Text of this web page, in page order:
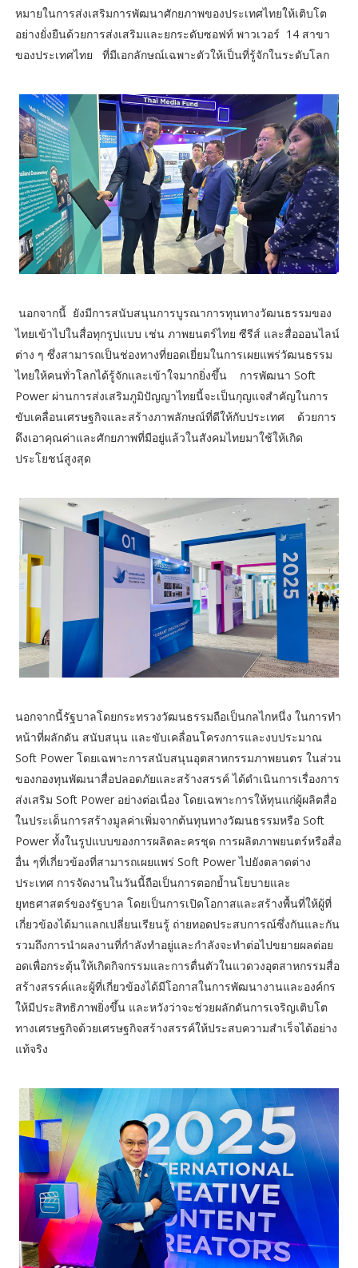
หมายในการส่งเสริมการพัฒนาศักยภาพของประเทศไทยให้เติบโต
อย่างยั่งยืนด้วยการส่งเสริมและยกระดับซอฟท์ พาวเวอร์ 14 สาขา
ของประเทศไทย ที่มีเอกลักษณ์เฉพาะตัวให้เป็นที่รู้จักในระดับโลก
นอกจากนี้ ยังมีการสนับสนุนการบูรณาการทุนทางวัฒนธรรมของ
ไทยเข้าไปในสื่อทุกรูปแบบ เช่น ภาพยนตร์ไทย ซีรีส์ และสื่อออนไลน์
ต่าง ๆ ซึ่งสามารถเป็นช่องทางที่ยอดเยี่ยมในการเผยแพร่วัฒนธรรม
ไทยให้คนทั่วโลกได้รู้จักและเข้าใจมากยิ่งขึ้น การพัฒนา Soft
Power ผ่านการส่งเสริมภูมิปัญญาไทยนี้จะเป็นกุญแจสำคัญในการ
ขับเคลื่อนเศรษฐกิจและสร้างภาพลักษณ์ที่ดีให้กับประเทศ ด้วยการ
ดึงเอาคุณค่าและศักยภาพที่มีอยู่แล้วในสังคมไทยมาใช้ให้เกิด
ประโยชน์สูงสุด
นอกจากนี้รัฐบาลโดยกระทรวงวัฒนธรรมถือเป็นกลไกหนึ่ง ในการทำ
หน้าที่ผลักดัน สนับสนุน และขับเคลื่อนโครงการและงบประมาณ
Soft Power โดยเฉพาะการสนับสนุนอุตสาหกรรมภาพยนตร ในส่วน
ของกองทุนพัฒนาสื่อปลอดภัยและสร้างสรรค์ ได้ดำเนินการเรื่องการ
ส่งเสริม Soft Power อย่างต่อเนื่อง โดยเฉพาะการให้ทุนแก่ผู้ผลิตสื่อ
ในประเด็นการสร้างมูลค่าเพิ่มจากต้นทุนทางวัฒนธรรมหรือ Soft
Power ทั้งในรูปแบบของการผลิตละครชุด การผลิตภาพยนตร์หรือสื่อ
อื่น ๆที่เกี่ยวข้องที่สามารถเผยแพร่ Soft Power ไปยังตลาดต่าง
ประเทศ การจัดงานในวันนี้ถือเป็นการตอกย้ำนโยบายและ
ยุทธศาสตร์ของรัฐบาล โดยเป็นการเปิดโอกาสและสร้างพื้นที่ให้ผู้ที่
เกี่ยวข้องได้มาแลกเปลี่ยนเรียนรู้ ถ่ายทอดประสบการณ์ซึ่งกันและกัน
รวมถึงการนำผลงานที่กำลังทำอยู่และกำลังจะทำต่อไปขยายผลต่อย
อดเพื่อกระตุ้นให้เกิดกิจกรรมและการตื่นตัวในแวดวงอุตสาหกรรมสื่อ
สร้างสรรค์และผู้ที่เกี่ยวข้องได้มีโอกาสในการพัฒนางานและองค์กร
ให้มีประสิทธิภาพยิ่งขึ้น และหวังว่าจะช่วยผลักดันการเจริญเติบโต
ทางเศรษฐกิจด้วยเศรษฐกิจสร้างสรรค์ให้ประสบความสำเร็จได้อย่าง
แท้จริง